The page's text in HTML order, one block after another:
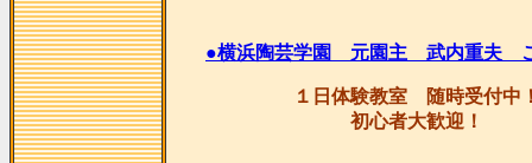
●横浜陶芸学園 元園主 武内重夫
１日体験教室 随時受付中
初心者大歓迎！